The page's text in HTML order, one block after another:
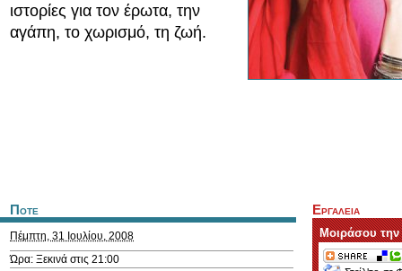
ιστορίες για τον έρωτα, την
αγάπη, το χωρισμό, τη ζωή.
Ποτε
Πέμπτη, 31 Ιουλίου, 2008
Ώρα: Ξεκινά στις 21:00
Εργαλεια
Μοιράσου